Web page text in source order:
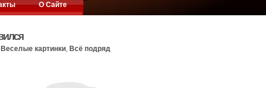
О Сайте
Веселые картинки, Всё подряд